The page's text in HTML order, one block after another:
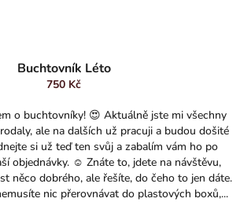
Buchtovník Léto
750 Kč
o buchtovníky! 😍 Aktuálně jste mi všechny
ale na dalších už pracuji a budou došité
si už teď ten svůj a zabalím vám ho po
objednávky. ☺️ Znáte to, jdete na návštěvu,
něco dobrého, ale řešíte, do čeho to jen dáte.
nic přerovnávat do plastových boxů,...